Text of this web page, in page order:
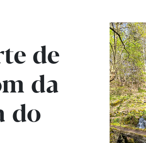
de
da
do